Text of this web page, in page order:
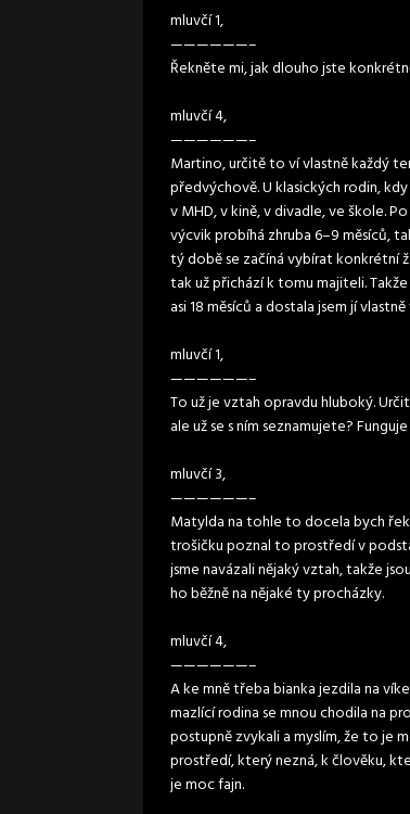
mluvčí 1,
——————–
Řekněte mi, jak dlouho jste
mluvčí 4,
——————–
Martino, určitě to ví vlastně každý
předvýchově. U klasických rodin,
v MHD, v kině, v divadle, ve škole.
výcvik probíhá zhruba 6–9 měsíců,
tý době se začíná vybírat konkrétní
tak už přichází k tomu majiteli.
asi 18 měsíců a dostala jsem jí
mluvčí 1,
——————–
To už je vztah opravdu hluboký.
ale už se s ním seznamujete?
mluvčí 3,
——————–
Matylda na tohle to docela bych
trošičku poznal to prostředí v
jsme navázali nějaký vztah, takže
ho běžně na nějaké ty procházky.
mluvčí 4,
——————–
A ke mně třeba bianka jezdila na
mazlící rodina se mnou chodila na
postupně zvykali a myslím, že to je
prostředí, který nezná, k člověku,
je moc fajn.